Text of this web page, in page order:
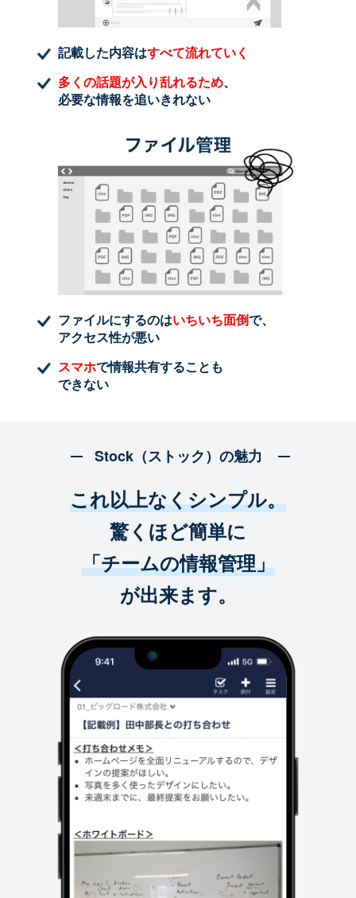
記載した内容はすべて流れていく
多くの話題が入り乱れるため、
必要な情報を追いきれない
ファイルにするのはいちいち面倒で、
アクセス性が悪い
スマホで情報共有することも
できない
Stock（ストック）の魅力
これ以上なくシンプル。
驚くほど簡単に
「チームの情報管理」
が出来ます。